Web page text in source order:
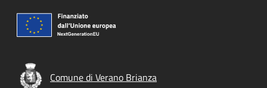
Comune di Verano Brianza